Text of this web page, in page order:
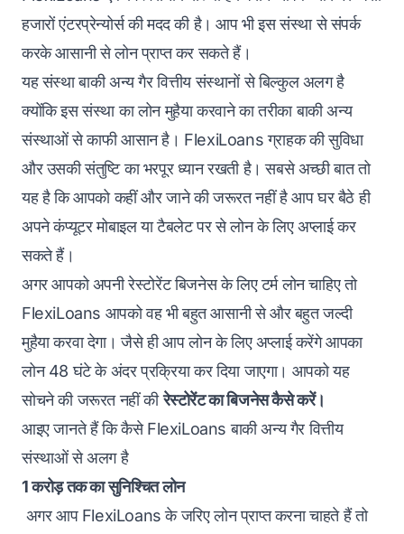
हजारों एंटरप्रेन्योर्स की मदद की है। आप भी इस संस्था से संपर्क
करके आसानी से लोन प्राप्त कर सकते हैं।
यह संस्था बाकी अन्य गैर वित्तीय संस्थानों से बिल्कुल अलग है
क्योंकि इस संस्था का लोन मुहैया करवाने का तरीका बाकी अन्य
संस्थाओं से काफी आसान है। FlexiLoans ग्राहक की सुविधा
और उसकी संतुष्टि का भरपूर ध्यान रखती है। सबसे अच्छी बात तो
यह है कि आपको कहीं और जाने की जरूरत नहीं है आप घर बैठे ही
अपने कंप्यूटर मोबाइल या टैबलेट पर से लोन के लिए अप्लाई कर
सकते हैं।
अगर आपको अपनी रेस्टोरेंट बिजनेस के लिए टर्म लोन चाहिए तो
FlexiLoans आपको वह भी बहुत आसानी से और बहुत जल्दी
मुहैया करवा देगा। जैसे ही आप लोन के लिए अप्लाई करेंगे आपका
लोन 48 घंटे के अंदर प्रक्रिया कर दिया जाएगा। आपको यह
सोचने की जरूरत नहीं कीरेस्टोरेंट का बिजनेस कैसे करें।
आइए जानते हैं कि कैसे FlexiLoans बाकी अन्य गैर वित्तीय
संस्थाओं से अलग है
1 करोड़ तक का सुनिश्चित लोन
अगर आप FlexiLoans के जरिए लोन प्राप्त करना चाहते हैं तो